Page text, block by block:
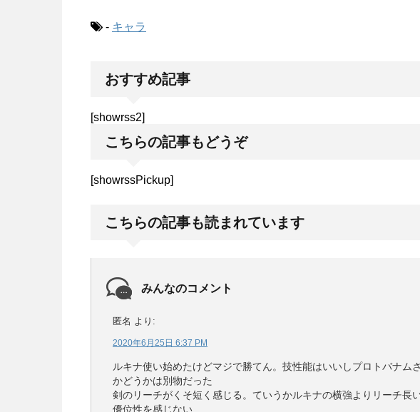
- キャラ
おすすめ記事
[showrss2]
こちらの記事もどうぞ
[showrssPickup]
こちらの記事も読まれています
みんなのコメント
匿名 より:
2020年6月25日 6:37 PM
ルキナ使い始めたけどマジで勝てん。技性能はいいしプロトバナム
かどうかは別物だった
剣のリーチがくそ短く感じる。ていうかルキナの横強よりリーチ長
優位性を感じない